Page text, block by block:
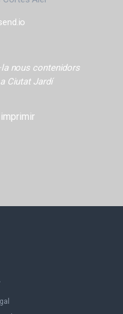
nous contenidors
Ciutat Jardí
imprimir